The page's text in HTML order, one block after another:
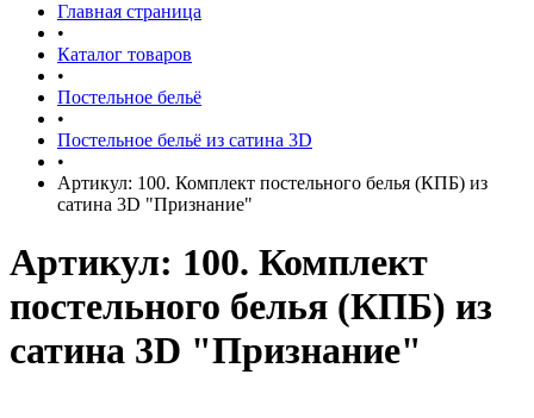
Главная страница
•
Каталог товаров
•
Постельное бельё
•
Постельное бельё из сатина 3D
•
Артикул: 100. Комплект постельного белья (КПБ) из
сатина 3D "Признание"
Артикул: 100. Комплект
постельного белья (КПБ) из
сатина 3D "Признание"